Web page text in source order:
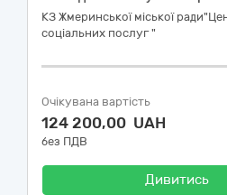
КЗ Жмеринської міської
соціальних послуг "
Очікувана вартість
124 200,00 UAH
без ПДВ
Дивитись